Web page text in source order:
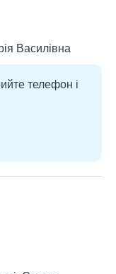
Василівна
телефон і